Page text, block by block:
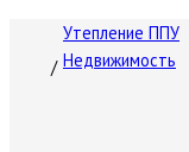
Утепление ППУ
Недвижимость